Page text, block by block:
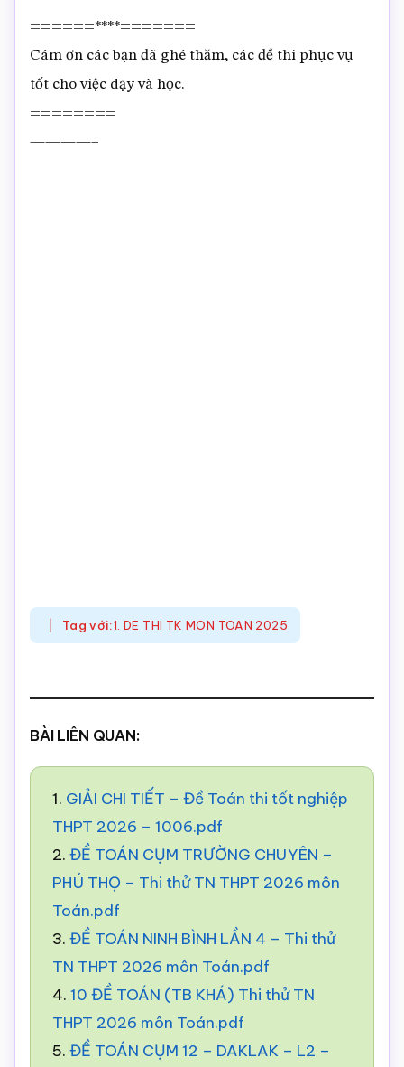
======****=======
Cám ơn các bạn đã ghé thăm, các đề thi phục vụ
tốt cho việc dạy và học.
========
————–
Tag với:1. DE THI TK MON TOAN 2025
BÀI LIÊN QUAN:
1. GIẢI CHI TIẾT – Đề Toán thi tốt nghiệp
THPT 2026 – 1006.pdf
2. ĐỀ TOÁN CỤM TRƯỜNG CHUYÊN –
PHÚ THỌ – Thi thử TN THPT 2026 môn
Toán.pdf
3. ĐỀ TOÁN NINH BÌNH LẦN 4 – Thi thử
TN THPT 2026 môn Toán.pdf
4. 10 ĐỀ TOÁN (TB KHÁ) Thi thử TN
THPT 2026 môn Toán.pdf
5. ĐỀ TOÁN CỤM 12 – DAKLAK – L2 –